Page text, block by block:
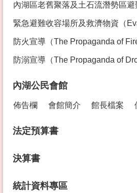
內湖區老舊聚落及土石流潛勢區
緊急避難收容場所及救濟物資（
防火宣導（The Propaganda of
防溺宣導（The Propaganda of
內湖公民會館
佈告欄 會館簡介 館長檔案
法定預算書
決算書
統計資料專區